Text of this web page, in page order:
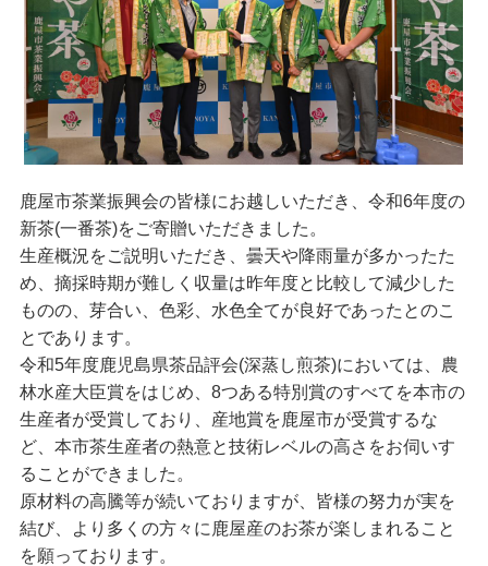
鹿屋市茶業振興会の皆様にお越しいただき、令和6年度の
新茶(一番茶)をご寄贈いただきました。
生産概況をご説明いただき、曇天や降雨量が多かったた
め、摘採時期が難しく収量は昨年度と比較して減少した
ものの、芽合い、色彩、水色全てが良好であったとのこ
とであります。
令和5年度鹿児島県茶品評会(深蒸し煎茶)においては、農
林水産大臣賞をはじめ、8つある特別賞のすべてを本市の
生産者が受賞しており、産地賞を鹿屋市が受賞するな
ど、本市茶生産者の熱意と技術レベルの高さをお伺いす
ることができました。
原材料の高騰等が続いておりますが、皆様の努力が実を
結び、より多くの方々に鹿屋産のお茶が楽しまれること
を願っております。